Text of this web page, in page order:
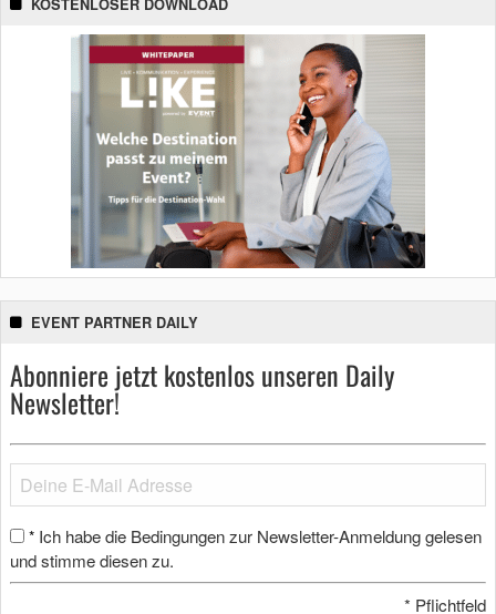
KOSTENLOSER DOWNLOAD
EVENT PARTNER DAILY
Abonniere jetzt kostenlos unseren Daily
Newsletter!
* Ich habe die Bedingungen zur Newsletter-Anmeldung gelesen
und stimme diesen zu.
* Pflichtfeld